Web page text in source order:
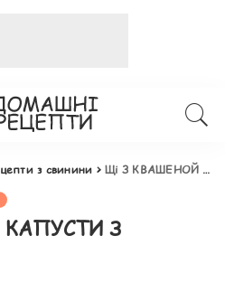
з свинини >Щі З КВАШЕНОЙ КАПУСТИ З ГРИБАМИ
З